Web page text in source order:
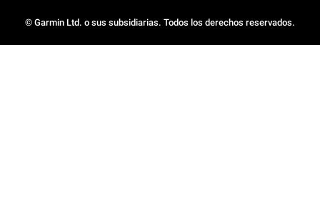
© Garmin Ltd. o sus subsidiarias. Todos los derechos reservados.